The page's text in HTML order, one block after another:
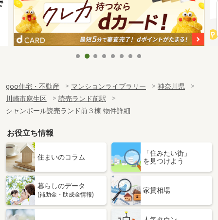
goo住宅・不動産 マンションライブラリー
神奈川県
川崎市麻生区
読売ランド前駅
シャンボール読売ランド前３棟 物件詳細
お役立ち情報
住まいのコラム
「住みたい街」
を見つけよう
暮らしのデータ
(補助金・助成金情報)
家賃相場